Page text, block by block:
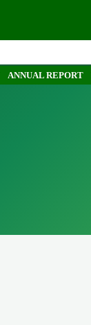
ANNUAL REPORT